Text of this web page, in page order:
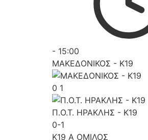
- 15:00
ΜΑΚΕΔΟΝΙΚΟΣ - K19
0 1
Π.Ο.Τ. ΗΡΑΚΛΗΣ - K19
0-1
K19 Α ΟΜΙΛΟΣ